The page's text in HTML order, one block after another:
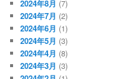
2024年8月 (7)
2024年7月 (2)
2024年6月 (1)
2024年5月 (3)
2024年4月 (8)
2024年3月 (3)